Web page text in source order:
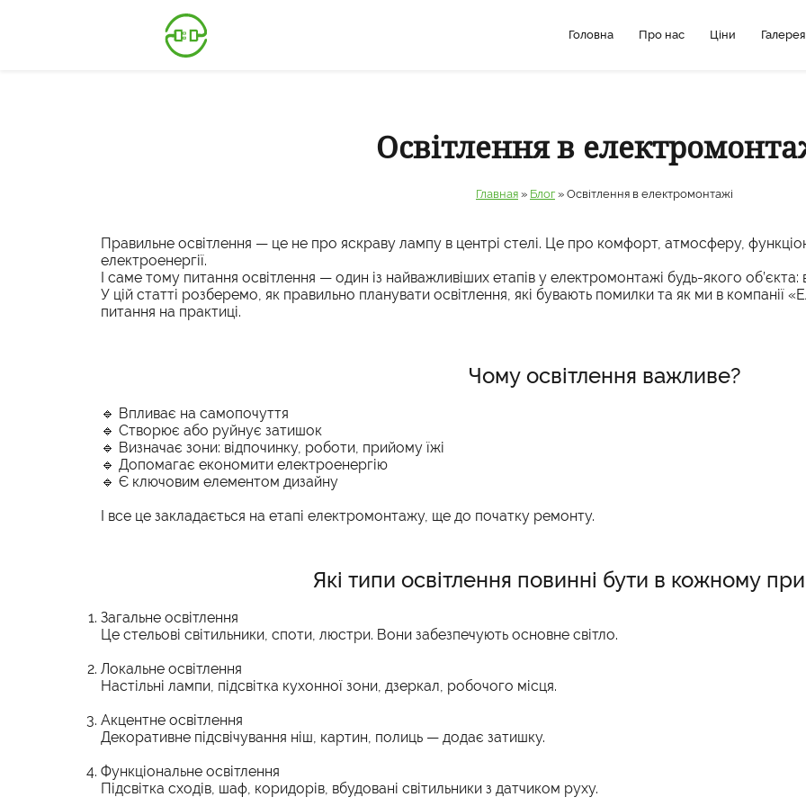
Головна Про нас Ціни Галерея
Освітлення в
Главная » Блог » Освітлення в електромонтажі
Правильне освітлення — це не про яскраву лампу в центрі стелі. Це про комфорт, атмосферу,
електроенергії.
І саме тому питання освітлення — один із найважливіших етапів у електромонтажі будь-якого об’єкта:
У цій статті розберемо, як правильно планувати освітлення, які бувають помилки та як ми в компанії
питання на практиці.
Чому освітлення важливе?
🔹 Впливає на самопочуття
🔹 Створює або руйнує затишок
🔹 Визначає зони: відпочинку, роботи, прийому їжі
🔹 Допомагає економити електроенергію
🔹 Є ключовим елементом дизайну
І все це закладається на етапі електромонтажу, ще до початку ремонту.
Які типи освітлення повинні бути в кожному
Загальне освітлення
Це стельові світильники, споти, люстри. Вони забезпечують основне світло.
Локальне освітлення
Настільні лампи, підсвітка кухонної зони, дзеркал, робочого місця.
Акцентне освітлення
Декоративне підсвічування ніш, картин, полиць — додає затишку.
Функціональне освітлення
Підсвітка сходів, шаф, коридорів, вбудовані світильники з датчиком руху.